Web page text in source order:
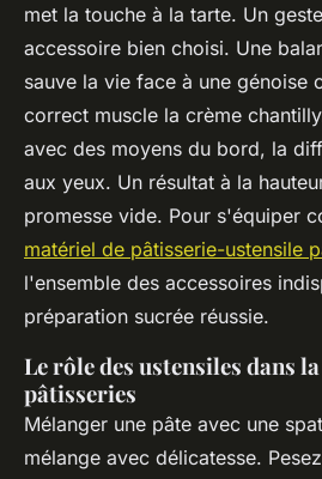
met la touche à la tarte. Un
accessoire bien choisi. Une
sauve la vie face à une génoise
correct muscle la crème
avec des moyens du bord, la
aux yeux. Un résultat à la
promesse vide. Pour s'équiper
matériel de pâtisserie-ustensile
l'ensemble des accessoires
préparation sucrée réussie.
Le rôle des ustensiles dans
pâtisseries
Mélanger une pâte avec une
mélange avec délicatesse.